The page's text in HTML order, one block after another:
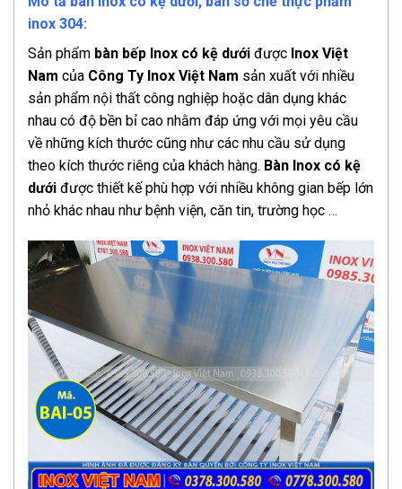
inox 304:
Sản phẩm bàn bếp Inox có kệ dưới được Inox Việt
Nam của Công Ty Inox Việt Nam sản xuất với nhiều
sản phẩm nội thất công nghiệp hoặc dân dụng khác
nhau có độ bền bỉ cao nhằm đáp ứng với mọi yêu cầu
về những kích thước cũng như các nhu cầu sử dụng
theo kích thước riêng của khách hàng. Bàn Inox có kệ
dưới được thiết kế phù hợp với nhiều không gian bếp lớn
nhỏ khác nhau như bệnh viện, căn tin, trường học …